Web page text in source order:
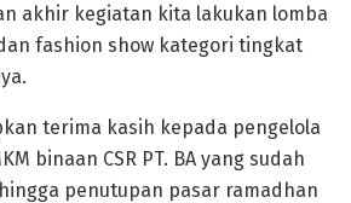
akhir kegiatan kita lakukan lomba
fashion show kategori tingkat
terima kasih kepada pengelola
binaan CSR PT. BA yang sudah
penutupan pasar ramadhan